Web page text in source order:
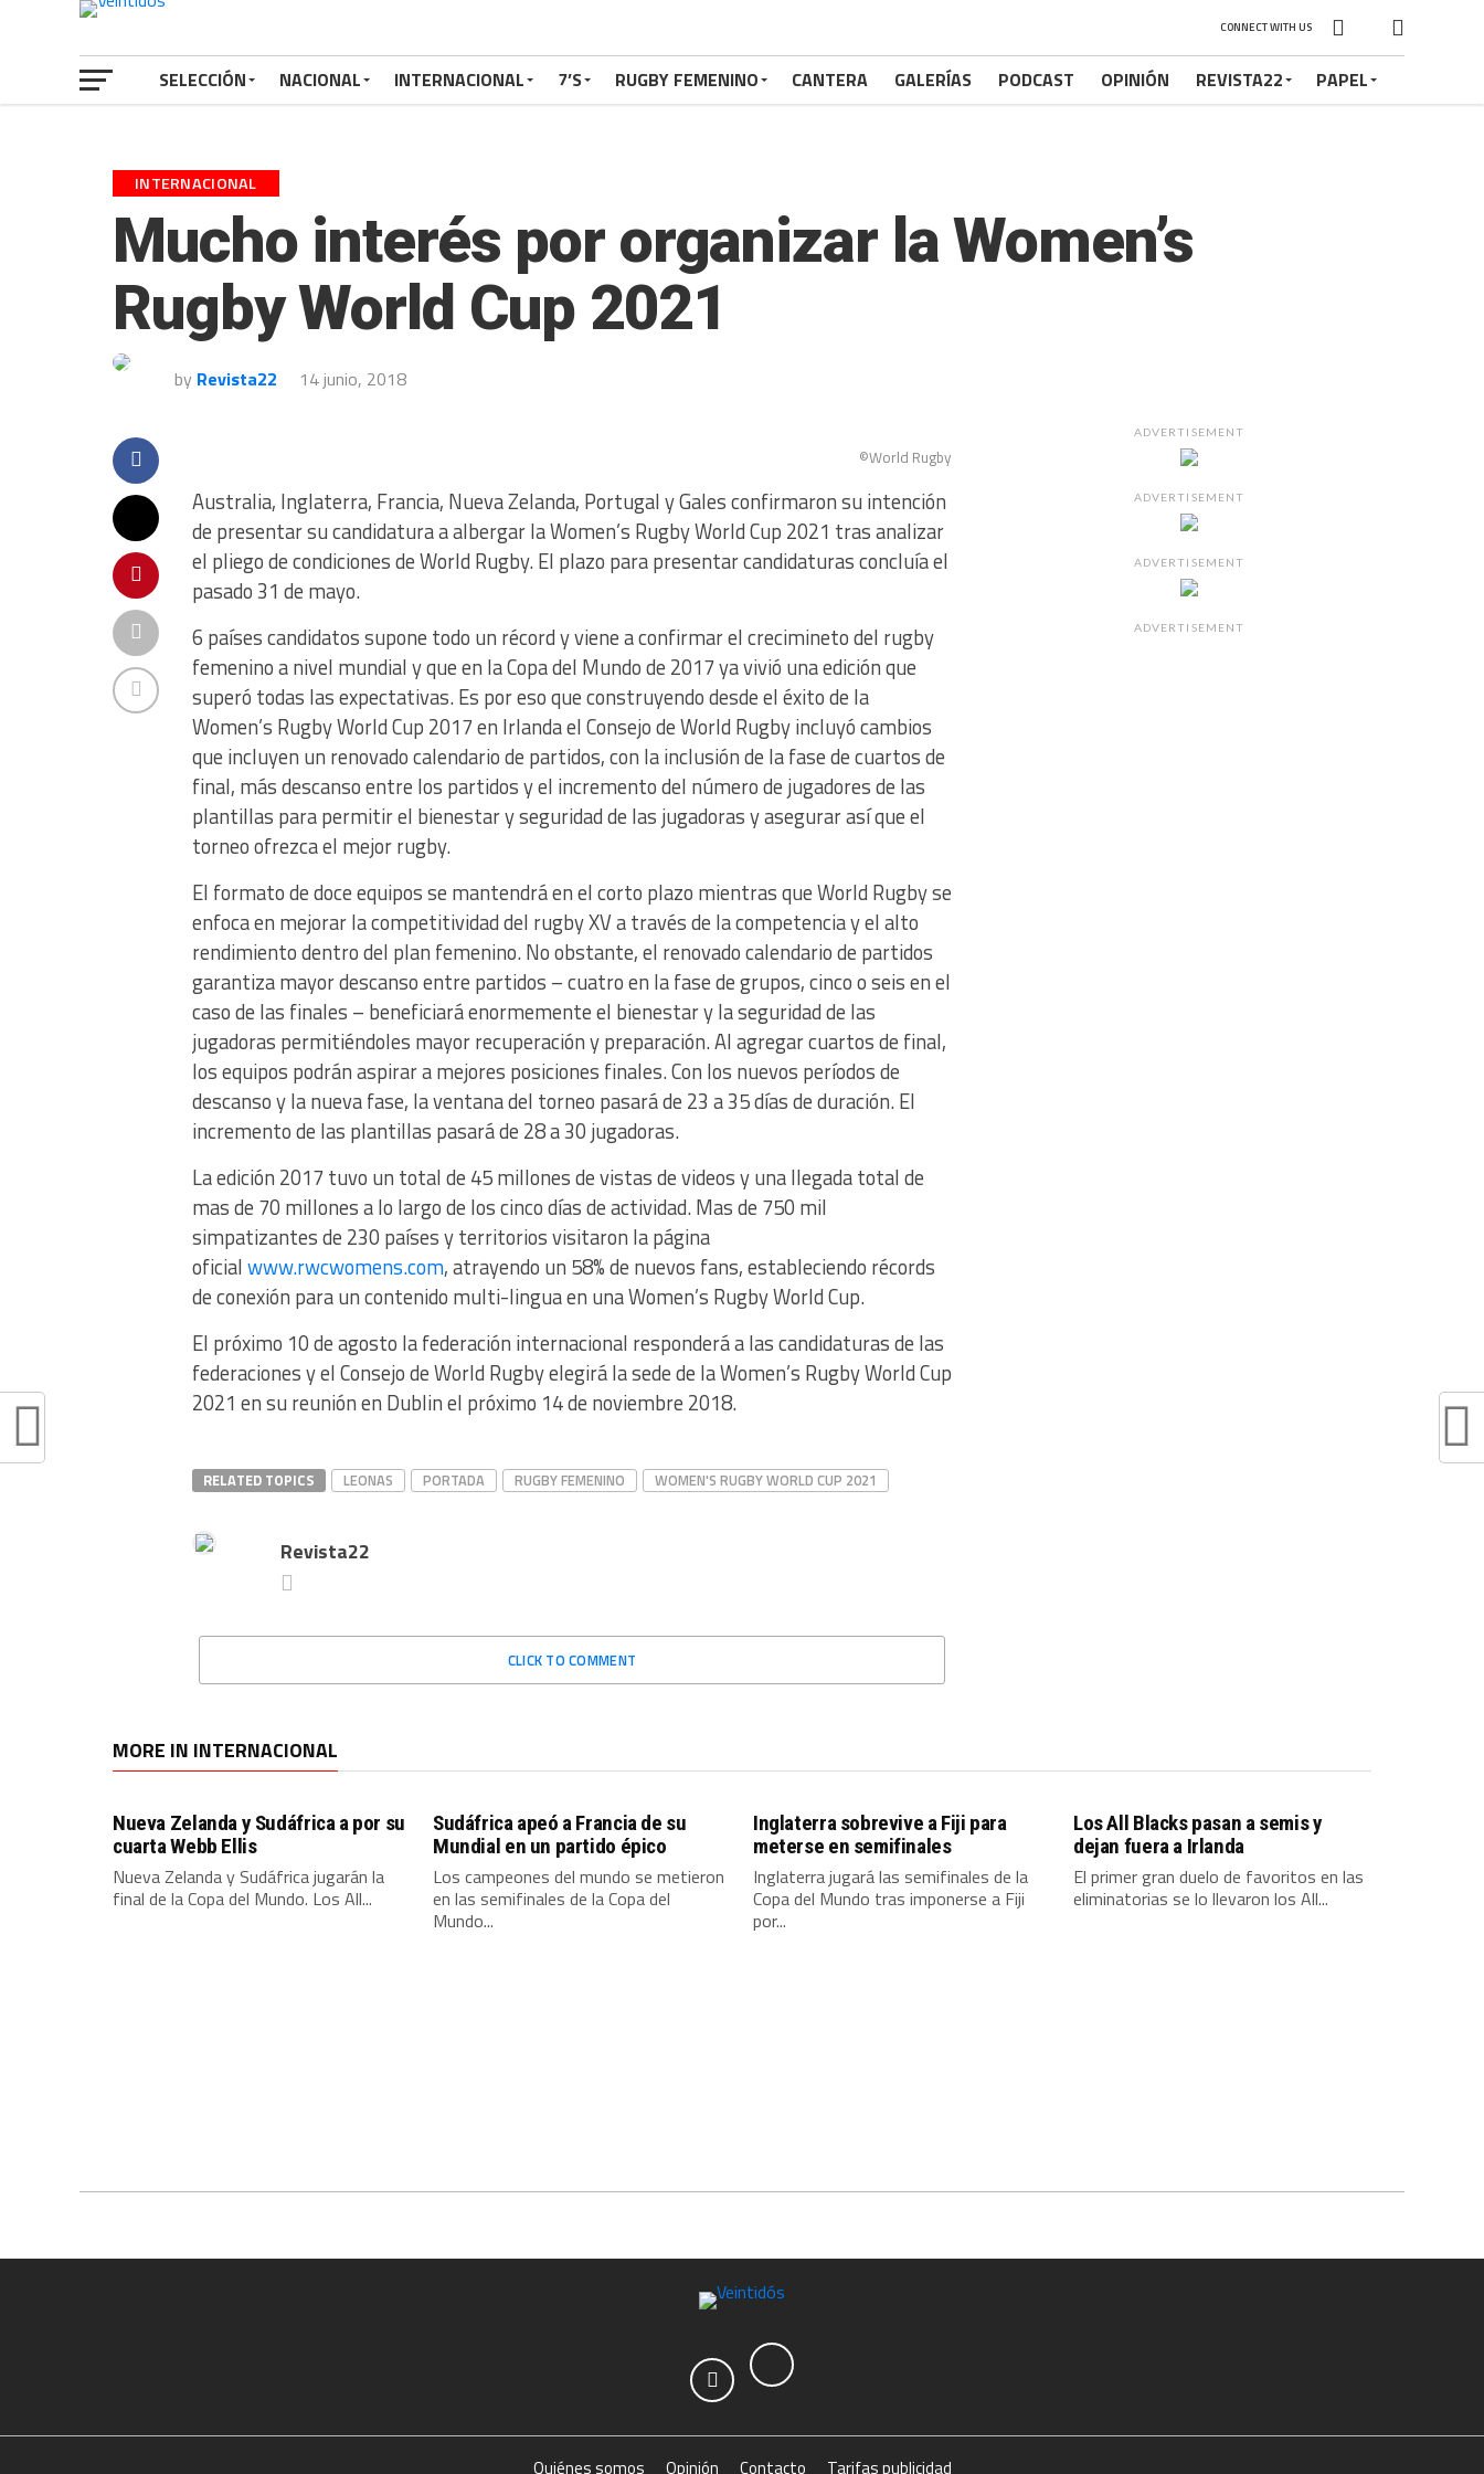
CONNECT WITH US
SELECCIÓN NACIONAL INTERNACIONAL 7’S RUGBY FEMENINO CANTERA GALERÍAS PODCAST OPINIÓN REVISTA22 PAPEL
INTERNACIONAL
Mucho interés por organizar la Women’s
Rugby World Cup 2021
by Revista22 14 junio, 2018
©World Rugby
Australia, Inglaterra, Francia, Nueva Zelanda, Portugal y Gales confirmaron su intención
de presentar su candidatura a albergar la Women’s Rugby World Cup 2021 tras analizar
el pliego de condiciones de World Rugby. El plazo para presentar candidaturas concluía el
pasado 31 de mayo.
6 países candidatos supone todo un récord y viene a confirmar el crecimineto del rugby
femenino a nivel mundial y que en la Copa del Mundo de 2017 ya vivió una edición que
superó todas las expectativas. Es por eso que construyendo desde el éxito de la
Women’s Rugby World Cup 2017 en Irlanda el Consejo de World Rugby incluyó cambios
que incluyen un renovado calendario de partidos, con la inclusión de la fase de cuartos de
final, más descanso entre los partidos y el incremento del número de jugadores de las
plantillas para permitir el bienestar y seguridad de las jugadoras y asegurar así que el
torneo ofrezca el mejor rugby.
El formato de doce equipos se mantendrá en el corto plazo mientras que World Rugby se
enfoca en mejorar la competitividad del rugby XV a través de la competencia y el alto
rendimiento dentro del plan femenino. No obstante, el renovado calendario de partidos
garantiza mayor descanso entre partidos – cuatro en la fase de grupos, cinco o seis en el
caso de las finales – beneficiará enormemente el bienestar y la seguridad de las
jugadoras permitiéndoles mayor recuperación y preparación. Al agregar cuartos de final,
los equipos podrán aspirar a mejores posiciones finales. Con los nuevos períodos de
descanso y la nueva fase, la ventana del torneo pasará de 23 a 35 días de duración. El
incremento de las plantillas pasará de 28 a 30 jugadoras.
La edición 2017 tuvo un total de 45 millones de vistas de videos y una llegada total de
mas de 70 millones a lo largo de los cinco días de actividad. Mas de 750 mil
simpatizantes de 230 países y territorios visitaron la página
oficialwww.rwcwomens.com, atrayendo un 58% de nuevos fans, estableciendo récords
de conexión para un contenido multi-lingua en una Women’s Rugby World Cup.
El próximo 10 de agosto la federación internacional responderá a las candidaturas de las
federaciones y el Consejo de World Rugby elegirá la sede de la Women’s Rugby World Cup
2021 en su reunión en Dublin el próximo 14 de noviembre 2018.
RELATED TOPICS LEONAS PORTADA RUGBY FEMENINO WOMEN'S RUGBY WORLD CUP 2021
Revista22
CLICK TO COMMENT
ADVERTISEMENT
ADVERTISEMENT
ADVERTISEMENT
ADVERTISEMENT
MORE IN INTERNACIONAL
Nueva Zelanda y Sudáfrica a por su
cuarta Webb Ellis
Nueva Zelanda y Sudáfrica jugarán la
final de la Copa del Mundo. Los All...
Sudáfrica apeó a Francia de su
Mundial en un partido épico
Los campeones del mundo se metieron
en las semifinales de la Copa del
Mundo...
Inglaterra sobrevive a Fiji para
meterse en semifinales
Inglaterra jugará las semifinales de la
Copa del Mundo tras imponerse a Fiji
por...
Los All Blacks pasan a semis y
dejan fuera a Irlanda
El primer gran duelo de favoritos en las
eliminatorias se lo llevaron los All...
Quiénes somos Opinión Contacto Tarifas publicidad